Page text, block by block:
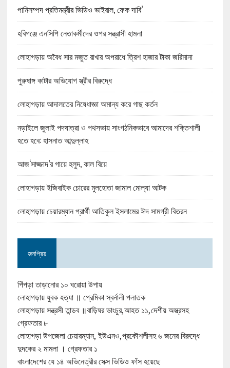
পানিসম্পদ প্রতিমন্ত্রীর ভিডিও ভাইরাল, ফেক দাবি’
হবিগঞ্জে এনসিপি নেতাকর্মীদের ওপর সন্ত্রাসী হামলা
লোহাগড়ায় অবৈধ সার মজুত রাখার অপরাধে ত্রিশ হাজার টাকা জরিমানা
পুরুষাঙ্গ কাটার অভিযোগ স্ত্রীর বিরুদ্ধে
লোহাগড়ায় আদালতের নিষেধাজ্ঞা অমান্য করে গাছ কর্তন
নড়াইলে জুলাই পদযাত্রা ও পথসভায় সাংগঠনিকভাবে আমাদের শক্তিশালী
হতে হবে: হাসনাত আব্দুল্লাহ
আজ‘সাজ্জাদ’র গায়ে হলুদ, কাল বিয়ে
লোহাগড়ায় ইজিবাইক চোরের মুলহোতা জামাল মোল্যা আটক
লোহাগড়ায় চেয়ারম্যান প্রার্থী আতিকুল ইসলামের ঈদ সামগ্রী বিতরন
জনপ্রিয়
পিঁপড়া তাড়ানোর ১০ ঘরোয়া উপায়
লোহাগড়ায় যুবক হত্যা ॥ প্রেমিকা স্বর্নালী পলাতক
লোহাগড়ায় সন্ত্রসী তান্ডব ॥বাড়িঘর ভাংচুর,আহত ১১,দেশীয় অস্ত্রসহ
গ্রেফতার ৮
লোহাগড়া উপজেলা চেয়ারম্যান, ইউএনও,প্রকৌশলীসহ ৬ জনের বিরুদ্ধে
দুদকের ২ মামলা । গ্রেফতার ১
বাংলাদেশের যে ১৪ অভিনেত্রীর সেক্স ভিডিও ফাঁস হয়েছে